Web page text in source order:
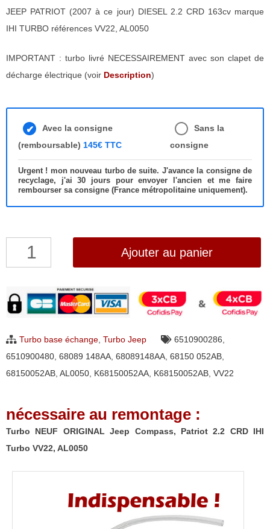
JEEP PATRIOT (2007 à ce jour) DIESEL 2.2 CRD 163cv marque
IHI TURBO références VV22, AL0050
IMPORTANT : turbo livré NECESSAIREMENT avec son clapet de
décharge électrique (voir Description)
Avec la consigne
(remboursable) 145€ TTC
Sans la
consigne
Urgent ! mon nouveau turbo de suite. J'avance la consigne de
recyclage, j'ai 30 jours pour envoyer l'ancien et me faire
rembourser sa consigne (France métropolitaine uniquement).
quantité
NEUF
ORIGINAL
Compass,
IHI
Turbo
VV22,
Ajouter au panier
Turbo base échange, Turbo Jeep 6510900286,
6510900480, 68089 148AA, 68089148AA, 68150 052AB,
68150052AB, AL0050, K68150052AA, K68150052AB, VV22
nécessaire au remontage :
Turbo NEUF ORIGINAL Jeep Compass, Patriot 2.2 CRD IHI
Turbo VV22, AL0050